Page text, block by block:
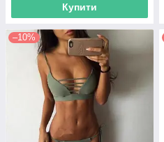
Купити
–10%